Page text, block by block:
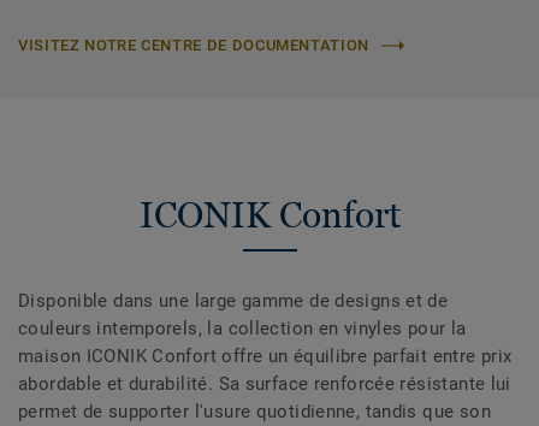
VISITEZ NOTRE CENTRE DE DOCUMENTATION
ICONIK Confort
Disponible dans une large gamme de designs et de
couleurs intemporels, la collection en vinyles pour la
maison ICONIK Confort offre un équilibre parfait entre prix
abordable et durabilité. Sa surface renforcée résistante lui
permet de supporter l'usure quotidienne, tandis que son